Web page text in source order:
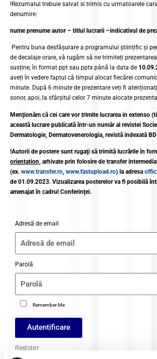
!Rezumatul trebuie salvat si trimis cu urmatoarele
denumire:
nume prenume autor – titlul lucrarii –indicativul de
Pentru buna desfășurare a programului științific și
de decalaje orare, vă rugăm să ne trimiteți
susține, în format ppt sau pptx până la data de
aveți în vedere faptul că timpul alocat fiecărei
minute. După 6 minute de prezentare veți fi
sonor, apoi, la sfârșitul celor 7 minute alocate
Menţionăm că cei care vor trimite lucrarea in extenso
această lucrare publicată într-un număr al revistei
Dermatologie, Dermatovenerologia, revistă indexată
!Autorii de postere sunt rugaţi să trimită lucrările în
orientation, arhivate prin folosire de transfer
(ex. www.transfer.ro www.fastupload.ro) la adresa
de01.09.2023. Vizualizarea posterelor va fi posibilă
amenajat în cadrul Conferinţei.
Adresă de email
Parolă
Remember Me
Autentificare
Register